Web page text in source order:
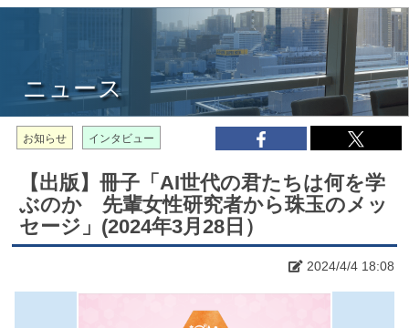
動
ニュース
インタビュー
お知らせ
【出版】冊子「AI世代の君たちは何を学
ぶのか 先輩女性研究者から珠玉のメッ
セージ」(2024年3月28日）
2024/4/4 18:08